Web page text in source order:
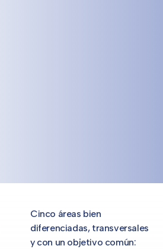
Cinco áreas bien
diferenciadas, transversales
y con un objetivo común: